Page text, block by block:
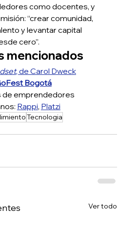
como docentes, y
“crear comunidad,
y levantar capital
cero”.
mencionados
, de Carol Dweck
Bogotá
de emprendedores
Rappi, Platzi
Tecnologia
Ver todo